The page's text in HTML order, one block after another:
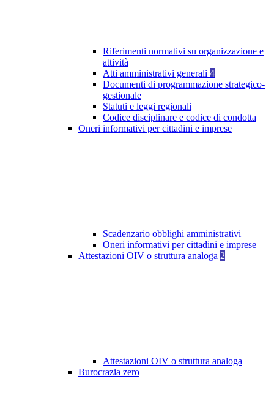
Riferimenti normativi su organizzazione e
attività
Atti amministrativi generali 4
Documenti di programmazione strategico-
gestionale
Statuti e leggi regionali
Codice disciplinare e codice di condotta
Oneri informativi per cittadini e imprese
Scadenzario obblighi amministrativi
Oneri informativi per cittadini e imprese
Attestazioni OIV o struttura analoga 2
Attestazioni OIV o struttura analoga
Burocrazia zero